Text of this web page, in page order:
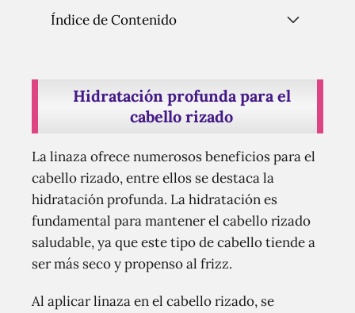
Índice de Contenido
Hidratación profunda para el
cabello rizado
La linaza ofrece numerosos beneficios para el
cabello rizado, entre ellos se destaca la
hidratación profunda. La hidratación es
fundamental para mantener el cabello rizado
saludable, ya que este tipo de cabello tiende a
ser más seco y propenso al frizz.
Al aplicar linaza en el cabello rizado, se